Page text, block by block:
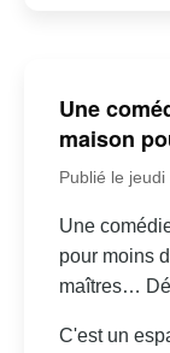
Une
maison
Publié le
Une
pour moins
maîtres…
C'est un